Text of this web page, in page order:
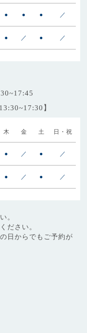
● ● ● ／
● ／ ● ／
】
木 金 土 日・祝
● ／ ● ／
● ／ ● ／
。
ださい。
日からでもご予約が